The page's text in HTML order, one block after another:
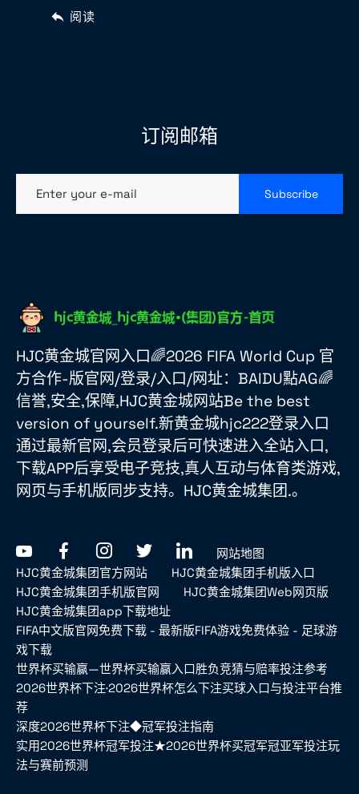
阅读
订阅邮箱
Enter your e-mail Subscribe
HJC黄金城官网入口🌈2026 FIFA World Cup 官
方合作-版官网/登录/入口/网址：BAIDU點AG🌈
信誉,安全,保障,HJC黄金城网站Be the best
version of yourself.新黄金城hjc222登录入口
通过最新官网,会员登录后可快速进入全站入口,
下载APP后享受电子竞技,真人互动与体育类游戏,
网页与手机版同步支持。HJC黄金城集团.。
网站地图
HJC黄金城集团官方网站
HJC黄金城集团手机版入口
HJC黄金城集团手机版官网
HJC黄金城集团Web网页版
HJC黄金城集团app下载地址
FIFA中文版官网免费下载 - 最新版FIFA游戏免费体验 - 足球游
戏下载
世界杯买输赢—世界杯买输赢入口胜负竞猜与赔率投注参考
2026世界杯下注·2026世界杯怎么下注买球入口与投注平台推
荐
深度2026世界杯下注◆冠军投注指南
实用2026世界杯冠军投注★2026世界杯买冠军冠亚军投注玩
法与赛前预测